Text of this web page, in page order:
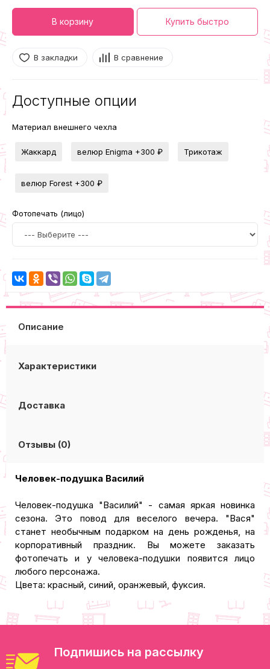
В корзину Купить быстро
В закладки В сравнение
Доступные опции
Материал внешнего чехла
Жаккард велюр Enigma +300 ₽ Трикотаж
велюр Forest +300 ₽
Фотопечать (лицо)
Описание
Характеристики
Доставка
Отзывы (0)
Человек-подушка Василий
Человек-подушка "Василий" - самая яркая новинка
сезона. Это повод для веселого вечера. "Вася"
станет необычным подарком на день рожденья, на
корпоративный праздник. Вы можете заказать
фотопечать и у человека-подушки появится лицо
любого персонажа.
Цвета: красный, синий, оранжевый, фуксия.
Подпишись на рассылку